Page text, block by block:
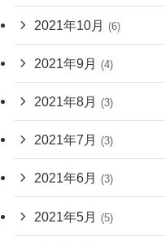
2021年10月 (6)
2021年9月 (4)
2021年8月 (3)
2021年7月 (3)
2021年6月 (3)
2021年5月 (5)